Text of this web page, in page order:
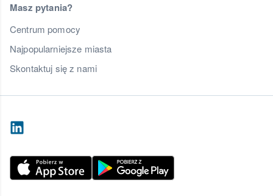
Masz pytania?
Centrum pomocy
Najpopularniejsze miasta
Skontaktuj się z nami